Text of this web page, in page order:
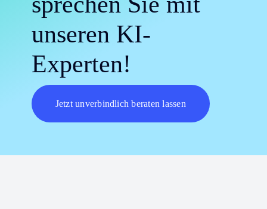
unseren KI-
Experten!
Jetzt unverbindlich beraten lassen